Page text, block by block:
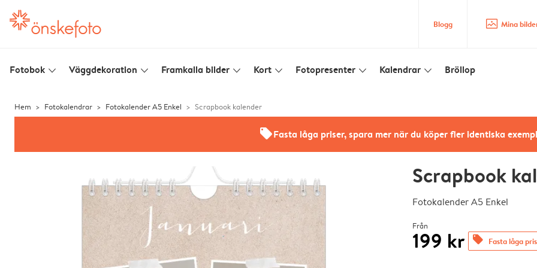
Blogg image_placeholder Mina
Fotobok slim_arrow_down Väggdekoration slim_arrow_down Framkalla bilder slim_arrow_down Kort slim_arrow_down Fotopresenter slim_arrow_down Kalendrar slim_arrow_down Bröllop
Hem Fotokalendrar Fotokalender A5 Enkel Scrapbook kalender
offersFasta låga priser, spara mer när du köper fler identiska
Scrapbook
Fotokalender A5 Enkel
Från
199 kr offers Fasta låga